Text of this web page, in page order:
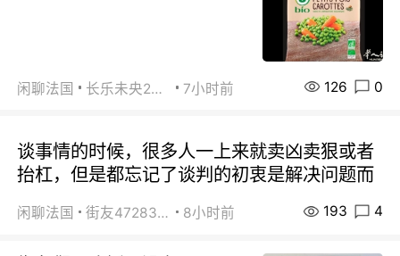
闲聊法国 长乐未央2015 7小时前 126 0
谈事情的时候，很多人一上来就卖凶卖狠或者
抬杠，但是都忘记了谈判的初衷是解决问题而
闲聊法国 街友472838572 8小时前 193 4